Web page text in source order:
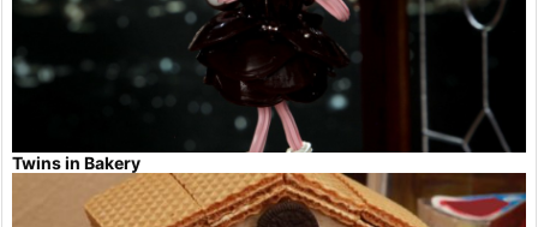
Twins in Bakery